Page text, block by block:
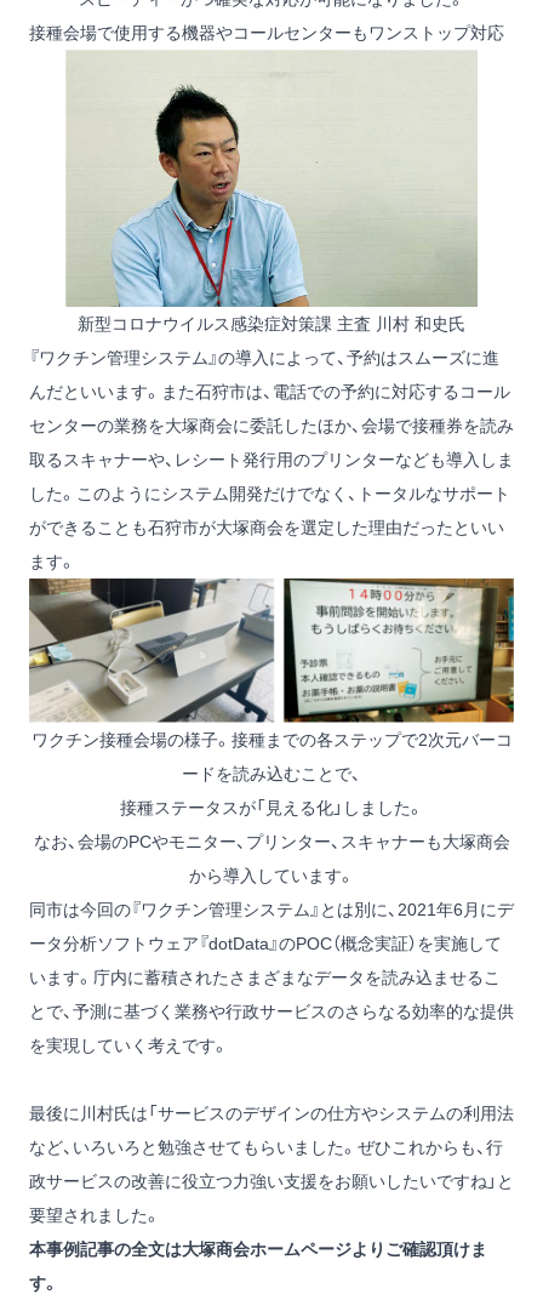
接種会場で使用する機器やコールセンターもワンストップ対応
新型コロナウイルス感染症対策課 主査 川村 和史氏
『ワクチン管理システム』の導入によって、予約はスムーズに進
んだといいます。また石狩市は、電話での予約に対応するコール
センターの業務を大塚商会に委託したほか、会場で接種券を読み
取るスキャナーや、レシート発行用のプリンターなども導入しま
した。このようにシステム開発だけでなく、トータルなサポート
ができることも石狩市が大塚商会を選定した理由だったといい
ます。
ワクチン接種会場の様子。接種までの各ステップで2次元バーコ
ードを読み込むことで、
接種ステータスが「見える化」しました。
なお、会場のPCやモニター、プリンター、スキャナーも大塚商会
から導入しています。
同市は今回の『ワクチン管理システム』とは別に、2021年6月にデ
ータ分析ソフトウェア『dotData』のPOC（概念実証）を実施して
います。庁内に蓄積されたさまざまなデータを読み込ませるこ
とで、予測に基づく業務や行政サービスのさらなる効率的な提供
を実現していく考えです。
最後に川村氏は「サービスのデザインの仕方やシステムの利用法
など、いろいろと勉強させてもらいました。ぜひこれからも、行
政サービスの改善に役立つ力強い支援をお願いしたいですね」と
要望されました。
本事例記事の全文は大塚商会ホームページよりご確認頂けま
す。